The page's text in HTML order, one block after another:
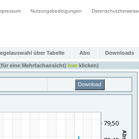
Nutzungsbedingungen Datenschutzhinweise
über Tabelle Abo Downloads
eine Mehrfachansicht) hierklicken)
Download